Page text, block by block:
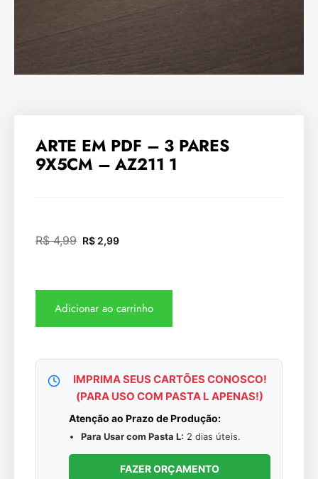
ARTE EM PDF – 3 PARES
9X5CM – AZ211 1
R$4,99 R$ 2,99
Adicionar ao carrinho
IMPRIMA SEUS CARTÕES CONOSCO!
(PARA USO COM PASTA L APENAS!)
Atenção ao Prazo de Produção:
Para Usar com Pasta L: 2 dias úteis.
FAZER ORÇAMENTO